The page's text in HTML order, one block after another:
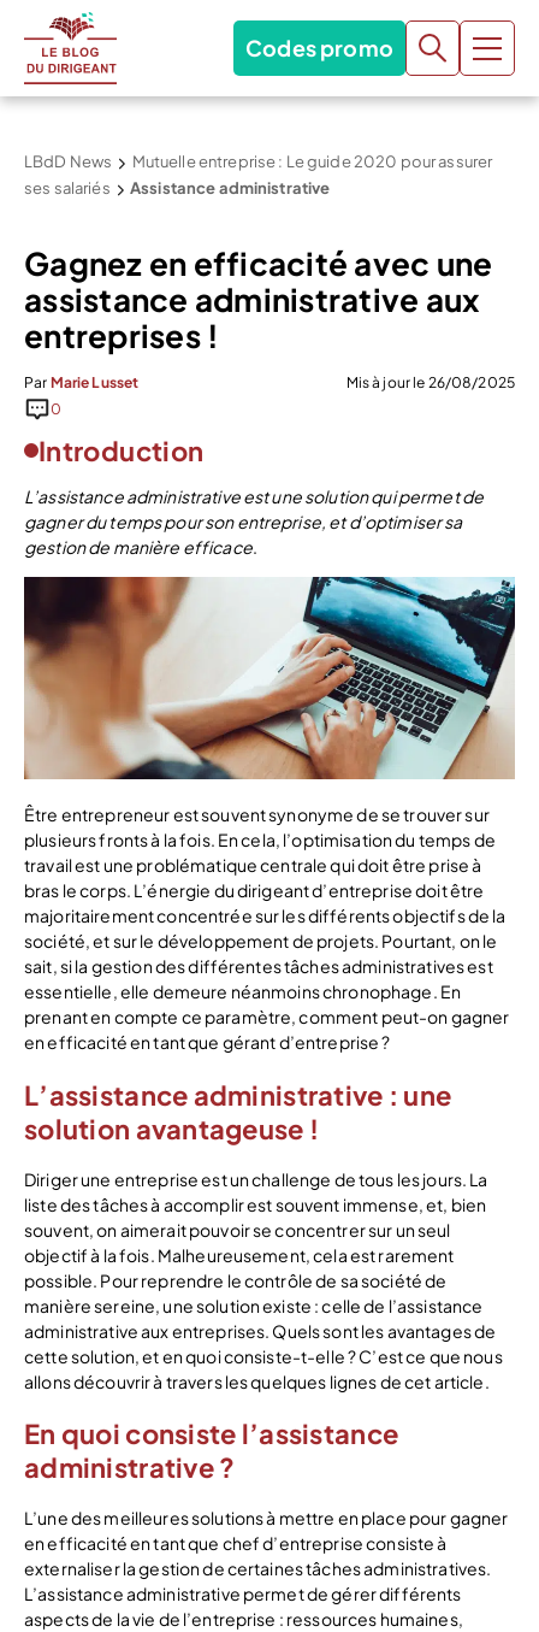
Codes promo
LBdD News
Mutuelle entreprise : Le guide 2020 pour assurer
ses salariés
Assistance administrative
Gagnez en efficacité avec une
assistance administrative aux
entreprises !
Par Marie Lusset
Mis à jour le 26/08/2025
0
Introduction
L’assistance administrative est une solution qui permet de
gagner du temps pour son entreprise, et d’optimiser sa
gestion de manière efficace.
Être entrepreneur est souvent synonyme de se trouver sur
plusieurs fronts à la fois. En cela, l’optimisation du temps de
travail est une problématique centrale qui doit être prise à
bras le corps. L’énergie du dirigeant d’entreprise doit être
majoritairement concentrée sur les différents objectifs de la
société, et sur le développement de projets. Pourtant, on le
sait, si la gestion des différentes tâches administratives est
essentielle, elle demeure néanmoins chronophage. En
prenant en compte ce paramètre, comment peut-on gagner
en efficacité en tant que gérant d’entreprise ?
L’assistance administrative : une
solution avantageuse !
Diriger une entreprise est un challenge de tous les jours. La
liste des tâches à accomplir est souvent immense, et, bien
souvent, on aimerait pouvoir se concentrer sur un seul
objectif à la fois. Malheureusement, cela est rarement
possible. Pour reprendre le contrôle de sa société de
manière sereine, une solution existe : celle de l’assistance
administrative aux entreprises. Quels sont les avantages de
cette solution, et en quoi consiste-t-elle ? C’est ce que nous
allons découvrir à travers les quelques lignes de cet article.
En quoi consiste l’assistance
administrative ?
L’une des meilleures solutions à mettre en place pour gagner
en efficacité en tant que chef d’entreprise consiste à
externaliser la gestion de certaines tâches administratives.
L’assistance administrative permet de gérer différents
aspects de la vie de l’entreprise : ressources humaines,